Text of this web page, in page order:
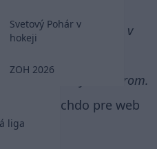
2026
liga
Svetový Pohár v
hokeji
ZOH 2026
o KHL a ja sa chcem v
tým správnym smerom.
svoj odchdo pre web